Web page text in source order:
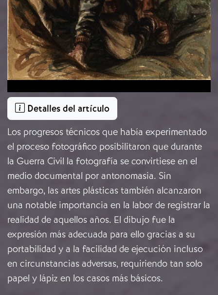
Detalles del artículo
Los progresos técnicos que había experimentado
el proceso fotográfico posibilitaron que durante
la Guerra Civil la fotografía se convirtiese en el
medio documental por antonomasia. Sin
embargo, las artes plásticas también alcanzaron
una notable importancia en la labor de registrar la
realidad de aquellos años. El dibujo fue la
expresión más adecuada para ello gracias a su
portabilidad y a la facilidad de ejecución incluso
en circunstancias adversas, requiriendo tan solo
papel y lápiz en los casos más básicos.